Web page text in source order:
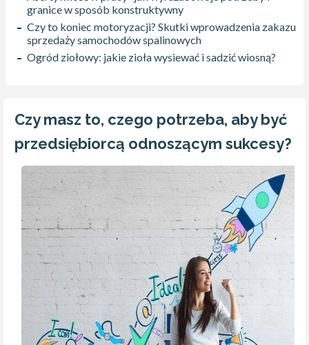
granice w sposób konstruktywny
Czy to koniec motoryzacji? Skutki wprowadzenia zakazu
sprzedaży samochodów spalinowych
Ogród ziołowy: jakie zioła wysiewać i sadzić wiosną?
Czy masz to, czego potrzeba, aby być
przedsiębiorcą odnoszącym sukcesy?